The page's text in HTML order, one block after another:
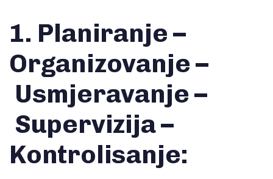
1. Planiranje –
Organizovanje –
Usmjeravanje –
Supervizija –
Kontrolisanje: